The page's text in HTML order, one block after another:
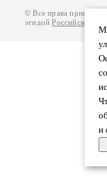
и
© Все права
эгидойРоссийского